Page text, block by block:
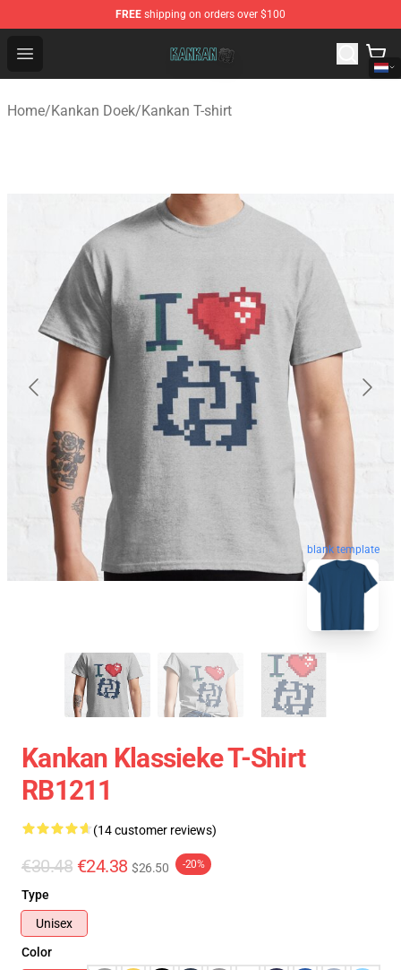
FREE shipping on orders over $100
Open menu
Kankan Store - Official Kankan Merchandise Shop
Home/Kankan Doek/Kankan T-shirt
blank template
Kankan Klassieke T-Shirt
RB1211
(14 customer reviews)
€30.48 €24.38 $26.50 -20%
Type
Unisex
Color